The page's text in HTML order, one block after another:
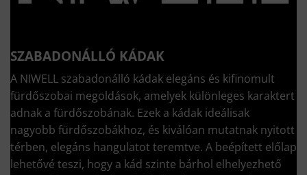
SZABADONÁLLÓ KÁDAK
A NIWELL szabadonálló kádak elegáns és kifinomult
fürdőszobai megoldások, amelyek különleges karaktert
adnak a fürdőszobának. Ezek a kádak ideálisak
nagyobb fürdőszobákhoz, és kiválóan mutatnak nyitott
térben, elegáns hangulatot teremtve. A beépített előlap
lehetővé teszi, hogy a kád szinte bárhol elhelyezhető